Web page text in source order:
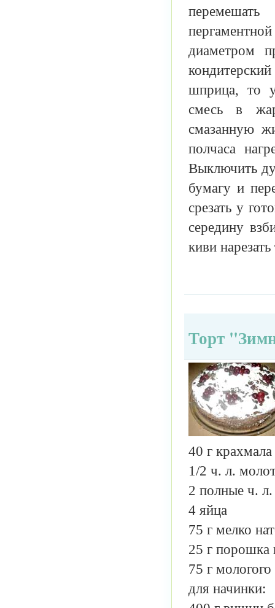
диаметром
шприца, то
смесь в
смазанную
полчаса
Выключить
бумагу и
срезать у
середину
киви
Торт
40 г крахмала
1/2 ч. л.
2 полные ч.
4 яйца
75 г мелко
25 г порошка
75 г
для начинки: